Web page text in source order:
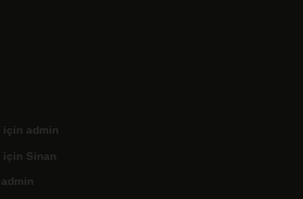
için admin
için Sinan
admin